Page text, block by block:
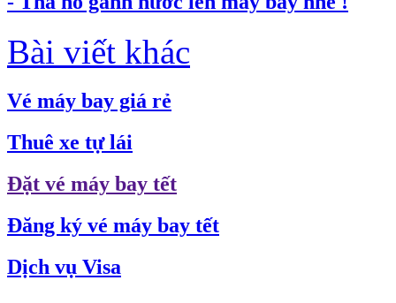
Bài viết khác
Vé máy bay giá rẻ
Thuê xe tự lái
Đặt vé máy bay tết
Đăng ký vé máy bay tết
Dịch vụ Visa